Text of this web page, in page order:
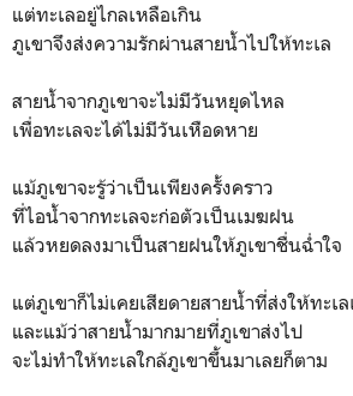
แต่ทะเลอยู่ไกลเหลือเกิน
ภูเขาจึงส่งความรักผ่านสายน้ำไปให้ทะเล
สายน้ำจากภูเขาจะไม่มีวันหยุดไหล
เพื่อทะเลจะได้ไม่มีวันเหือดหาย
แม้ภูเขาจะรู้ว่าเป็นเพียงครั้งคราว
ที่ไอน้ำจากทะเลจะก่อตัวเป็นเมฆฝน
แล้วหยดลงมาเป็นสายฝนให้ภูเขาชื่นฉ่ำใจ
แต่ภูเขาก็ไม่เคยเสียดายสายน้ำที่ส่งให้ทะเ
และแม้ว่าสายน้ำมากมายที่ภูเขาส่งไป
จะไม่ทำให้ทะเลใกล้ภูเขาขึ้นมาเลยก็ตาม